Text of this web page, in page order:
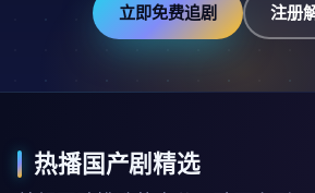
立即免费追剧 注册
热播国产剧精选